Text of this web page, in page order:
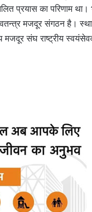
प्रयास का परिणाम था।
मजदूर संगठन है।
मजदूर संघ राष्ट्रीय